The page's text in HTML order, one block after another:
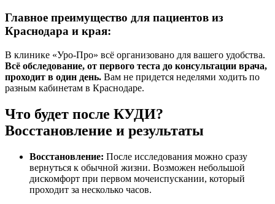
Главное преимущество для пациентов из
Краснодара и края:
В клинике «Уро-Про» всё организовано для вашего удобства.
Всё обследование, от первого теста до консультации врача,
проходит в один день. Вам не придется неделями ходить по
разным кабинетам в Краснодаре.
Что будет после КУДИ?
Восстановление и результаты
Восстановление: После исследования можно сразу
вернуться к обычной жизни. Возможен небольшой
дискомфорт при первом мочеиспускании, который
проходит за несколько часов.